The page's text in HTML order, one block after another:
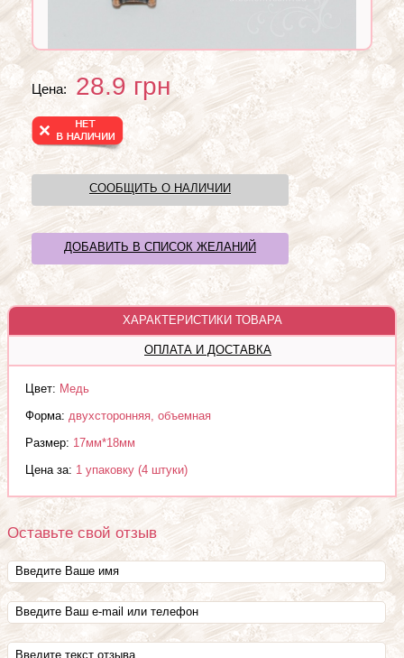
Цена: 28.9 грн
СООБЩИТЬ О НАЛИЧИИ
ДОБАВИТЬ В СПИСОК ЖЕЛАНИЙ
ХАРАКТЕРИСТИКИ ТОВАРА
ОПЛАТА И ДОСТАВКА
Цвет: Медь
Форма: двухсторонняя, объемная
Размер: 17мм*18мм
Цена за: 1 упаковку (4 штуки)
Оставьте свой отзыв